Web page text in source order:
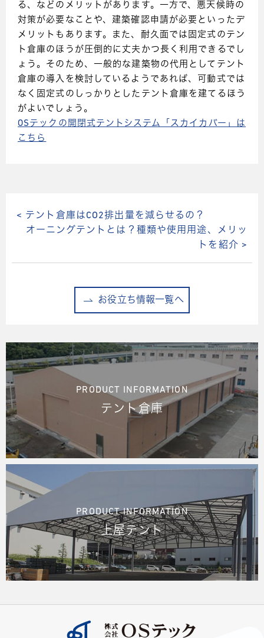
る、などのメリットがあります。一方で、悪天候時の
対策が必要なことや、建築確認申請が必要といったデ
メリットもあります。また、耐久面では固定式のテン
ト倉庫のほうが圧倒的に丈夫かつ長く利用できるでし
ょう。そのため、一般的な建築物の代用としてテント
倉庫の導入を検討しているようであれば、可動式では
なく固定式のしっかりとしたテント倉庫を建てるほう
がよいでしょう。
OSテックの開閉式テントシステム「スカイカバー」は
こちら
< テント倉庫はCO2排出量を減らせるの？
オーニングテントとは？種類や使用用途、メリッ
トを紹介 >
お役立ち情報一覧へ
PRODUCT INFORMATION
テント倉庫
PRODUCT INFORMATION
上屋テント